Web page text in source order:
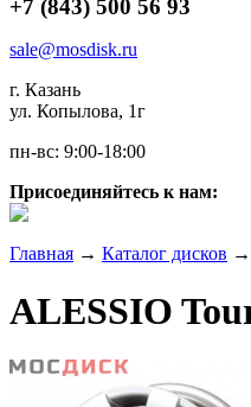
+7 (843) 500 56 93
sale@mosdisk.ru
г. Казань
ул. Копылова, 1г
пн-вс: 9:00-18:00
Присоединяйтесь к нам:
Главная → Каталог дисков →
ALESSIO